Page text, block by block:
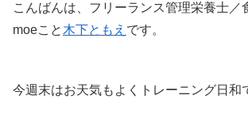
こんばんは、フリーランス管理栄養士／
moeこと 木下ともえ です。
今週末はお天気もよくトレーニング日和